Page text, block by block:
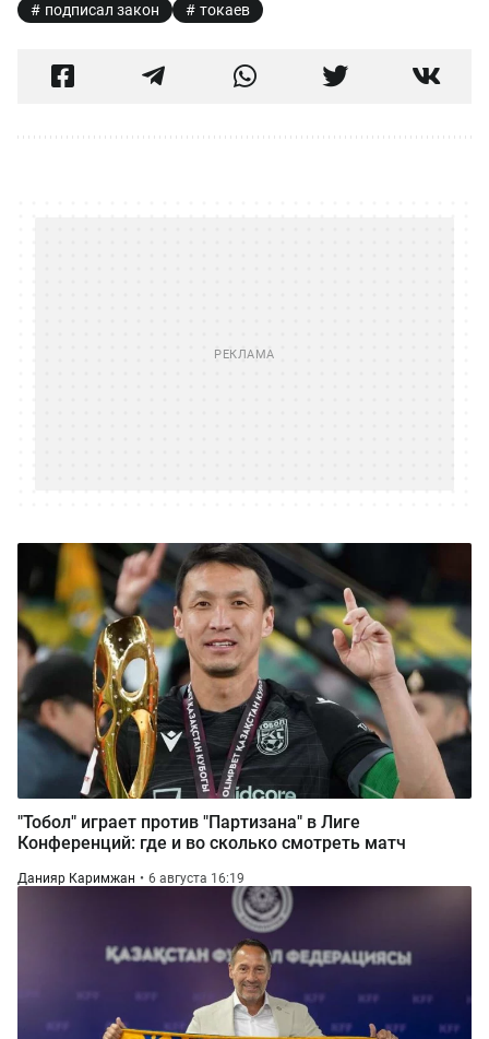
подписал закон
токаев
"Тобол" играет против "Партизана" в Лиге
Конференций: где и во сколько смотреть матч
Данияр Каримжан 6 августа 16:19